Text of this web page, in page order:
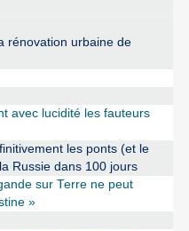
rénovation urbaine de
avec lucidité les fauteurs
les ponts (et le
Russie dans 100 jours
sur Terre ne peut
»